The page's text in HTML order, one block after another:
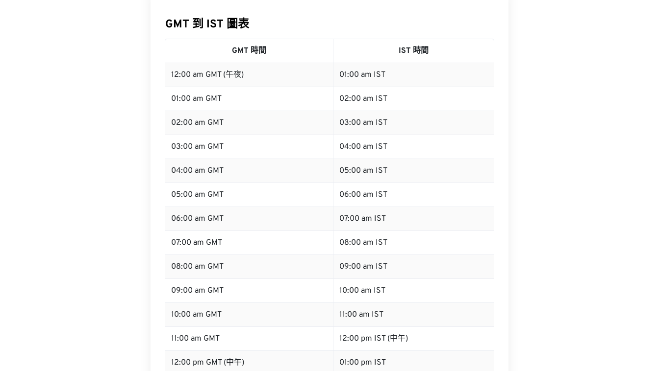
GMT 到 IST 圖表
GMT 時間 IST 時間
12:00 am GMT (午夜) 01:00 am IST
01:00 am GMT 02:00 am IST
02:00 am GMT 03:00 am IST
03:00 am GMT 04:00 am IST
04:00 am GMT 05:00 am IST
05:00 am GMT 06:00 am IST
06:00 am GMT 07:00 am IST
07:00 am GMT 08:00 am IST
08:00 am GMT 09:00 am IST
09:00 am GMT 10:00 am IST
10:00 am GMT 11:00 am IST
11:00 am GMT 12:00 pm IST (中午)
12:00 pm GMT (中午) 01:00 pm IST